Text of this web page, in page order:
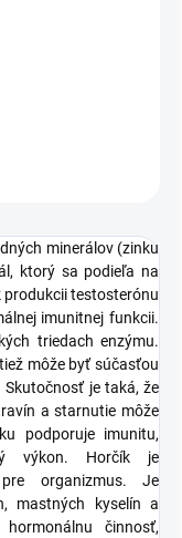
minerálov (zinku
ktorý sa podieľa na
produkcii testosterónu
imunitnej funkcii.
triedach enzýmu.
môže byť súčasťou
Skutočnosť je taká, že
a starnutie môže
podporuje imunitu,
výkon. Horčík je
organizmus. Je
mastných kyselín a
činnosť,